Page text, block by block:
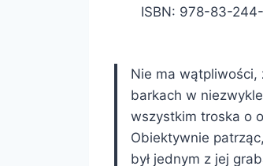
ISBN: 978-83-
Nie ma wątpliwości,
barkach w
wszystkim troska o
Obiektywnie
był jednym z jej